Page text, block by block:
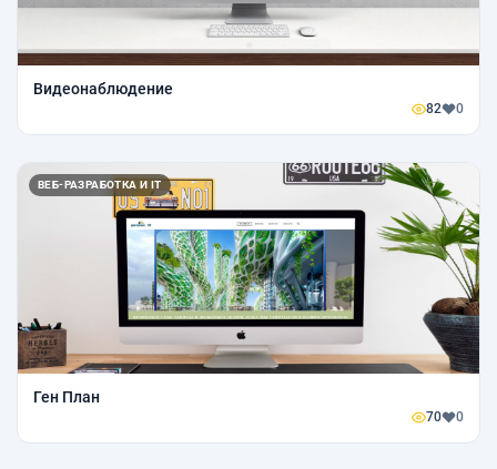
Видеонаблюдение
82 0
ВЕБ-РАЗРАБОТКА И IT
Ген План
70 0